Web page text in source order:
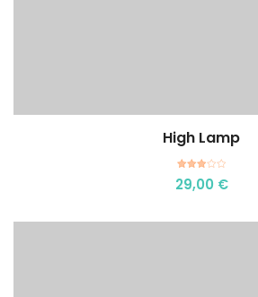
High Lamp
3.00
29,00 €
Aggiungi al carrello